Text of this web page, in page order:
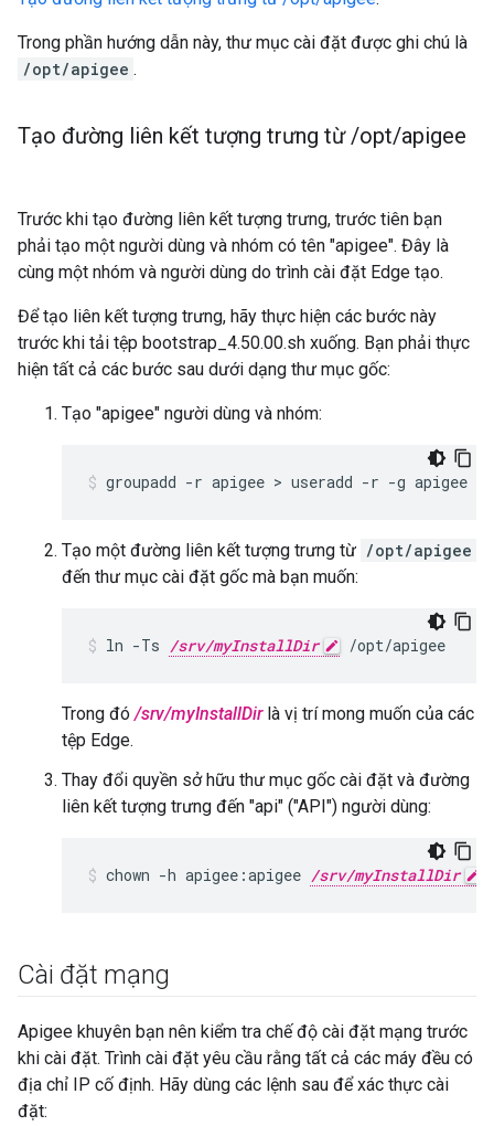
Trong phần hướng dẫn này, thư mục cài đặt được ghi chú là
/opt/apigee .
Tạo đường liên kết tượng trưng từ/opt/apigee
Trước khi tạo đường liên kết tượng trưng, trước tiên bạn
phải tạo một người dùng và nhóm có tên "apigee". Đây là
cùng một nhóm và người dùng do trình cài đặt Edge tạo.
Để tạo liên kết tượng trưng, hãy thực hiện các bước này
trước khi tải tệp bootstrap_4.50.00.sh xuống. Bạn phải thực
hiện tất cả các bước sau dưới dạng thư mục gốc:
Tạo "apigee" người dùng và nhóm:
groupadd -r apigee > useradd -r -g apigee
Tạo một đường liên kết tượng trưng từ /opt/apigee
đến thư mục cài đặt gốc mà bạn muốn:
ln -Ts /srv/myInstallDir /opt/apigee
Trong đó/srv/myInstallDirlà vị trí mong muốn của các
tệp Edge.
Thay đổi quyền sở hữu thư mục gốc cài đặt và đường
liên kết tượng trưng đến "api" ("API") người dùng:
chown -h apigee:apigee /srv/myInstallDir
Cài đặt mạng
Apigee khuyên bạn nên kiểm tra chế độ cài đặt mạng trước
khi cài đặt. Trình cài đặt yêu cầu rằng tất cả các máy đều có
địa chỉ IP cố định. Hãy dùng các lệnh sau để xác thực cài
đặt: